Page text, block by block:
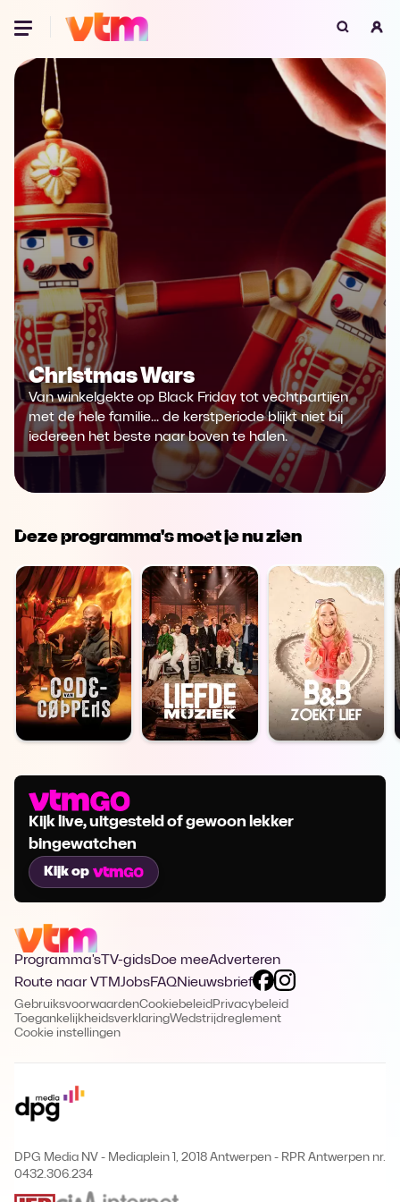
Voor je onze programma's gaat ontdekken,
best je browser updaten of hieronder één
Google Chrome
Firefox
Safari Download
Microsoft Edge Download
Opera Download
Christmas Wars
Van winkelgekte op Black Friday tot vechtpartijen
met de hele familie... de kerstperiode blijkt niet bij
iedereen het beste naar boven te halen.
Deze programma's moet je nu zien
Kijk live, uitgesteld of gewoon lekker
bingewatchen
Kijk op
Programma'sTV-gidsDoe meeAdverteren
Route naar VTMJobsFAQNieuwsbrief
GebruiksvoorwaardenCookiebeleid Privacybeleid
ToegankelijkheidsverklaringWedstrijdreglement
Cookie instellingen
DPG Media NV - Mediaplein 1, 2018 Antwerpen - RPR Antwerpen nr.
0432.306.234